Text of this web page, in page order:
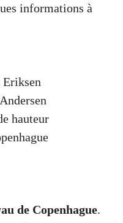
informations à
Eriksen
hauteur
de Copenhague.